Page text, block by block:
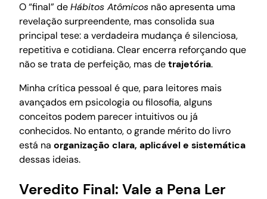
O “final” deHábitos Atômicos não apresenta uma
revelação surpreendente, mas consolida sua
principal tese: a verdadeira mudança é silenciosa,
repetitiva e cotidiana. Clear encerra reforçando que
não se trata de perfeição, mas detrajetória.
Minha crítica pessoal é que, para leitores mais
avançados em psicologia ou filosofia, alguns
conceitos podem parecer intuitivos ou já
conhecidos. No entanto, o grande mérito do livro
está na organização clara, aplicável e sistemática
dessas ideias.
Veredito Final: Vale a Pena Ler